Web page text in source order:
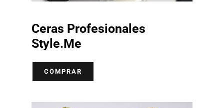
Ceras Profesionales
Style.Me
COMPRAR